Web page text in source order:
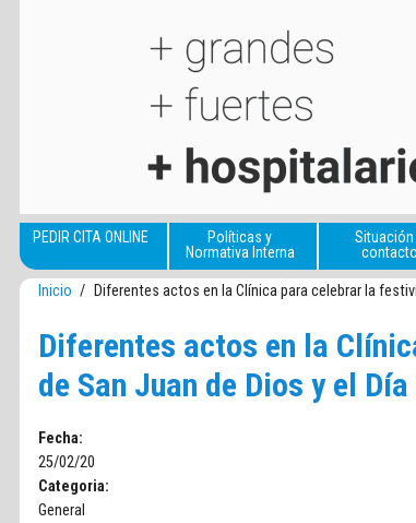
PEDIR CITA ONLINE
Políticas y
Normativa Interna
Situación
contacto
Inicio / Diferentes actos en la Clínica para celebrar la
Diferentes actos en la
de San Juan de Dios y el
Fecha:
25/02/20
Categoria:
General